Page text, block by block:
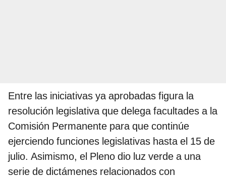
Entre las iniciativas ya aprobadas figura la
resolución legislativa que delega facultades a la
Comisión Permanente para que continúe
ejerciendo funciones legislativas hasta el 15 de
julio. Asimismo, el Pleno dio luz verde a una
serie de dictámenes relacionados con